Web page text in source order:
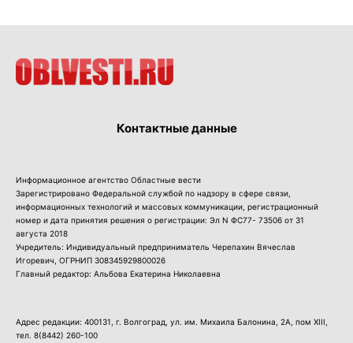
Контактные данные
Информационное агентство Областные вести
Зарегистрировано Федеральной службой по надзору в сфере связи,
информационных технологий и массовых коммуникации, регистрационный
номер и дата принятия решения о регистрации: Эл N ФС77- 73506 от 31
августа 2018
Учредитель: Индивидуальный предприниматель Черепахин Вячеслав
Игоревич, ОГРНИП 308345929800026
Главный редактор: Альбова Екатерина Николаевна
Адрес редакции: 400131, г. Волгоград, ул. им. Михаила Балонина, 2А, пом XIII,
тел. 8(8442) 260-100